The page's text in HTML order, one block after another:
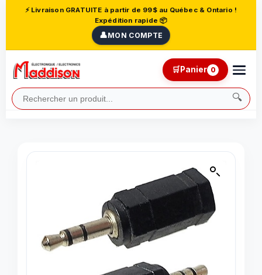
⚡ Livraison GRATUITE à partir de 99$ au Québec & Ontario !
Expédition rapide 📦
👤MON COMPTE
🔍
🛒Panier 0